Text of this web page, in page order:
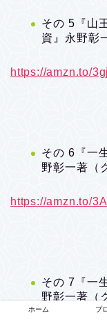
その 5『山
資』永野彰
https://amzn.to/
その 6『一
野彰一著（
https://amzn.to/
その 7『一
野彰一著（
ホーム プ